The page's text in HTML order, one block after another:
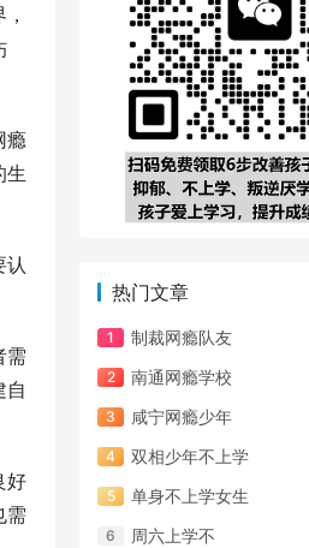
瘾
生
认
需
自
好
需
热门文章
制裁网瘾队友
南通网瘾学校
咸宁网瘾少年
双相少年不上学
单身不上学女生
周六上学不